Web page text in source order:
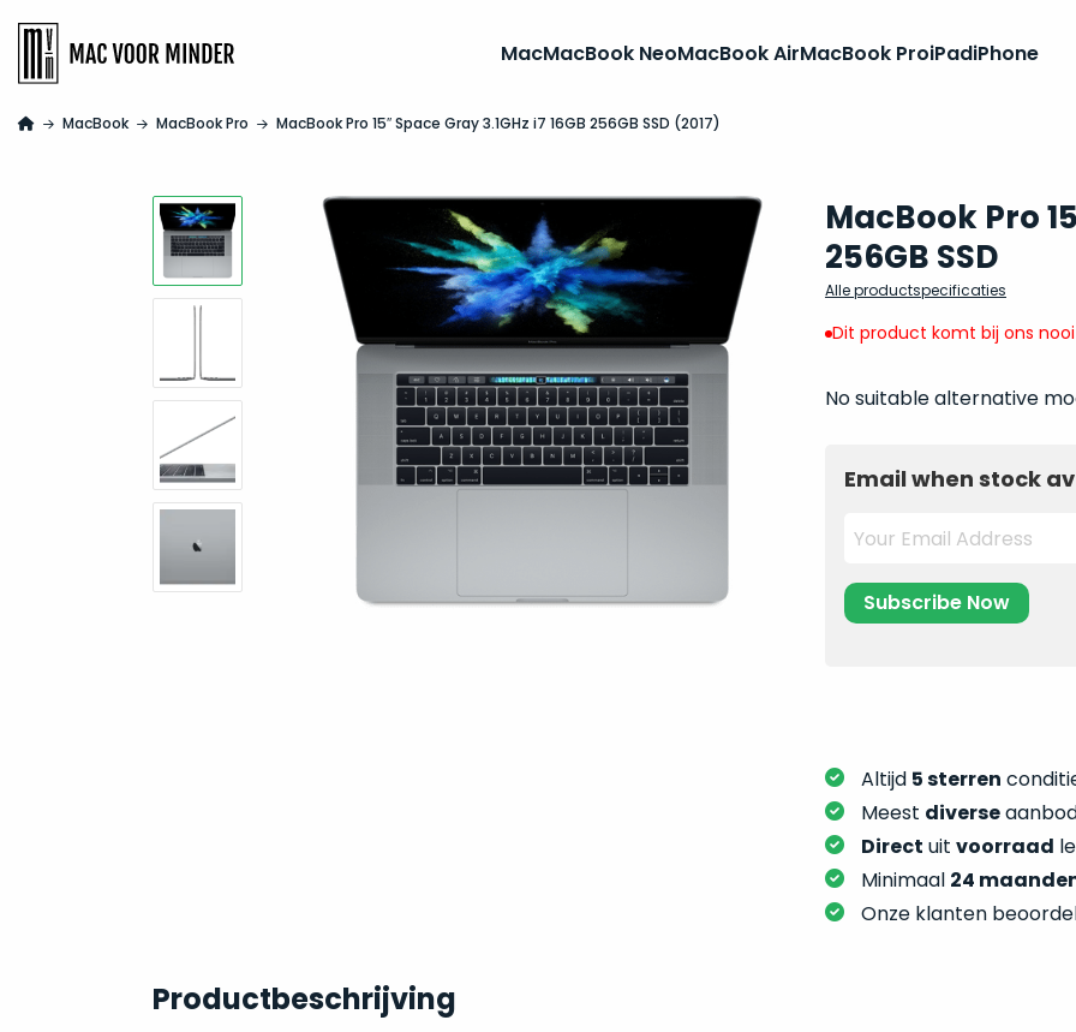
MacMacBook NeoMacBook AirMacBook ProiPadiPhone
MacBook MacBook Pro MacBook Pro 15″ Space Gray 3.1GHz i7 16GB 256GB SSD (2017)
MacBook Pro
256GB SSD
Alle productspecificaties
Dit product komt bij ons
No suitable alternative
Email when stock
Altijd 5 sterren
Meest diverse
Direct uit voorraad
Minimaal 24
Onze klanten
Productbeschrijving